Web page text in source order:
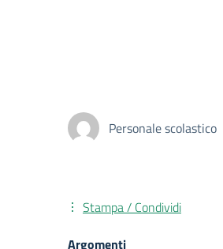
Personale scolastico
Stampa / Condividi
Argomenti